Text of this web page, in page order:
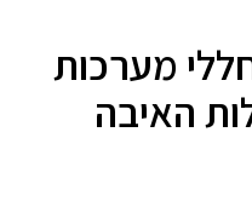
מערכות
האיבה